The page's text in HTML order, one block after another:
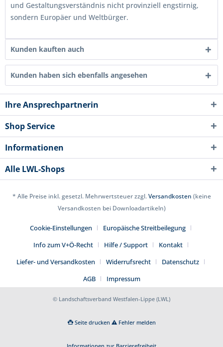
und Gestaltungsverständnis nicht provinziell engstirnig,
sondern Europäer und Weltbürger.
Kunden kauften auch
Kunden haben sich ebenfalls angesehen
Ihre Ansprechpartnerin
Shop Service
Informationen
Alle LWL-Shops
* Alle Preise inkl. gesetzl. Mehrwertsteuer zzgl.Versandkosten (keine
Versandkosten bei Downloadartikeln)
Cookie-Einstellungen
Europäische Streitbeilegung
Info zum V+Ö-Recht
Hilfe / Support
Kontakt
Liefer- und Versandkosten
Widerrufsrecht
Datenschutz
AGB
Impressum
© Landschaftsverband Westfalen-Lippe (LWL)
Seite drucken Fehler melden